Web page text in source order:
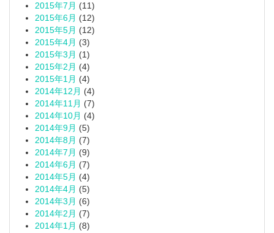
2015年7月 (11)
2015年6月 (12)
2015年5月 (12)
2015年4月 (3)
2015年3月 (1)
2015年2月 (4)
2015年1月 (4)
2014年12月 (4)
2014年11月 (7)
2014年10月 (4)
2014年9月 (5)
2014年8月 (7)
2014年7月 (9)
2014年6月 (7)
2014年5月 (4)
2014年4月 (5)
2014年3月 (6)
2014年2月 (7)
2014年1月 (8)